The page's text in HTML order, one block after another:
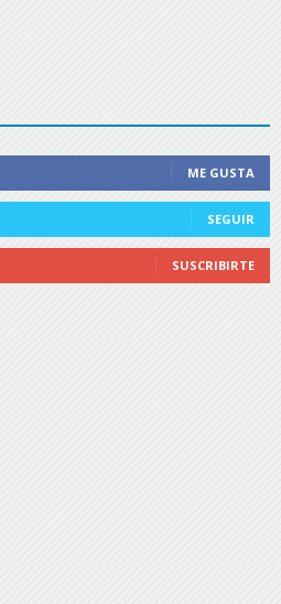
ME GUSTA
SEGUIR
SUSCRIBIRTE